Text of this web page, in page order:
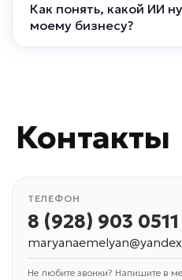
Как понять, какой ИИ
моему бизнесу?
Контакты
ТЕЛЕФОН
8 (928) 903 0511
Не любите звонки? Напишите в